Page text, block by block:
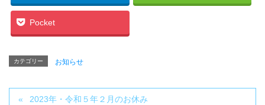
Pocket
カテゴリー お知らせ
2023年・令和５年２月のお休み